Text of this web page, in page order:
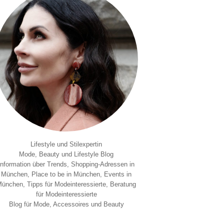
Lifestyle und Stilexpertin
Mode, Beauty und Lifestyle Blog
über Trends, Shopping-Adressen in
München, Place to be in München, Events in
Tipps für Modeinteressierte, Beratung
für Modeinteressierte
Blog für Mode, Accessoires und Beauty